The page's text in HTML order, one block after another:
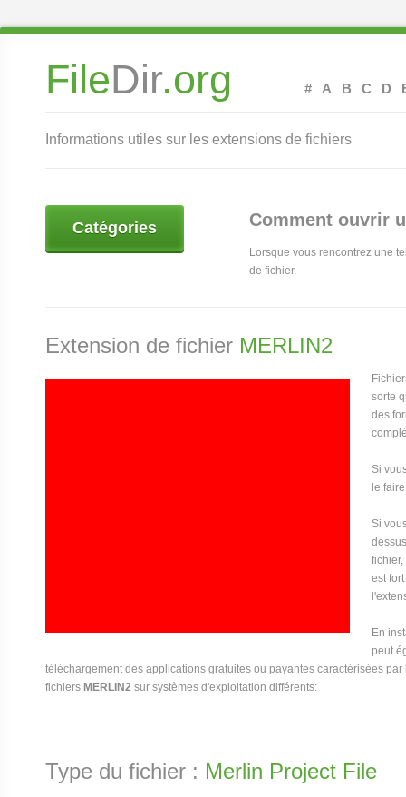
FileDir.org # A B C D
Informations utiles sur les extensions de fichiers
Catégories Comment ouvrir
Lorsque vous rencontrez une
de fichier.
Extension de fichier MERLIN2
sorte
des
Si
le
Si
est
En
peut
téléchargement des applications gratuites ou payantes caractérisées
fichiers MERLIN2 sur systèmes d'exploitation différents:
Type du fichier : Merlin Project File